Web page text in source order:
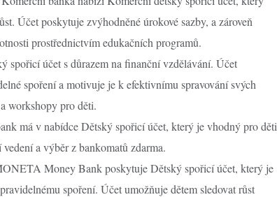
Účet poskytuje zvýhodněné úrokové sazby, a zároveň
prostřednictvím edukačních programů.
spořicí účet s důrazem na finanční vzdělávání. Účet
spoření a motivuje je k efektivnímu spravování svých
workshopy pro děti.
má v nabídce Dětský spořicí účet, který je vhodný pro děti
a výběr z bankomatů zdarma.
Money Bank poskytuje Dětský spořicí účet, který je
spoření. Účet umožňuje dětem sledovat růst